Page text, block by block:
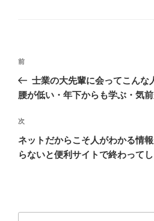
投
ナ
ゲ
ー
シ
前
の
投
前
士業の大先輩に会ってこんな
腰が低い・年下からも学ぶ・気
次
の
投
次
ネットだからこそ人がわかる情
らないと便利サイトで終わってし